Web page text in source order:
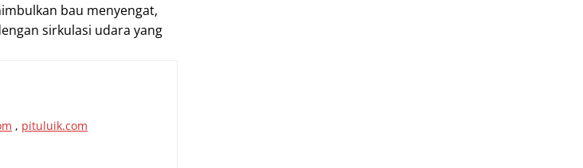
bau menyengat,
sirkulasi udara yang
, pituluik.com